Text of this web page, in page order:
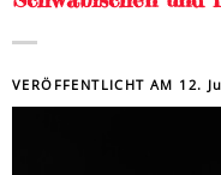
VERÖFFENTLICHT AM 12.